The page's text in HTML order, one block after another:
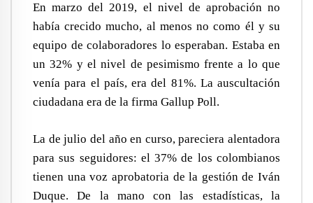
En marzo del 2019, el nivel de aprobación no
había crecido mucho, al menos no como él y su
equipo de colaboradores lo esperaban. Estaba en
un 32% y el nivel de pesimismo frente a lo que
venía para el país, era del 81%. La auscultación
ciudadana era de la firma Gallup Poll.
La de julio del año en curso, pareciera alentadora
para sus seguidores: el 37% de los colombianos
tienen una voz aprobatoria de la gestión de Iván
Duque. De la mano con las estadísticas, la